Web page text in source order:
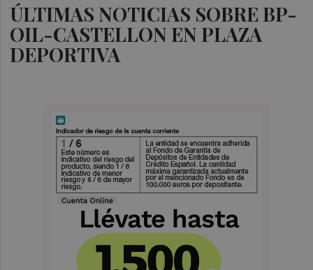
ÚLTIMAS NOTICIAS SOBRE BP-
OIL-CASTELLON EN PLAZA
DEPORTIVA